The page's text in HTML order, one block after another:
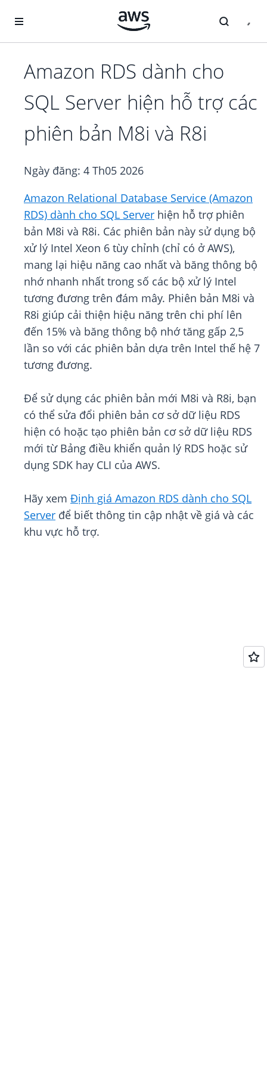
Amazon RDS dành cho
SQL Server hiện hỗ trợ các
phiên bản M8i và R8i
Ngày đăng: 4 Th05 2026
Amazon Relational Database Service (Amazon
RDS) dành cho SQL Server hiện hỗ trợ phiên
bản M8i và R8i. Các phiên bản này sử dụng bộ
xử lý Intel Xeon 6 tùy chỉnh (chỉ có ở AWS),
mang lại hiệu năng cao nhất và băng thông bộ
nhớ nhanh nhất trong số các bộ xử lý Intel
tương đương trên đám mây. Phiên bản M8i và
R8i giúp cải thiện hiệu năng trên chi phí lên
đến 15% và băng thông bộ nhớ tăng gấp 2,5
lần so với các phiên bản dựa trên Intel thế hệ 7
tương đương.
Để sử dụng các phiên bản mới M8i và R8i, bạn
có thể sửa đổi phiên bản cơ sở dữ liệu RDS
hiện có hoặc tạo phiên bản cơ sở dữ liệu RDS
mới từ Bảng điều khiển quản lý RDS hoặc sử
dụng SDK hay CLI của AWS.
Hãy xem Định giá Amazon RDS dành cho SQL
Server để biết thông tin cập nhật về giá và các
khu vực hỗ trợ.